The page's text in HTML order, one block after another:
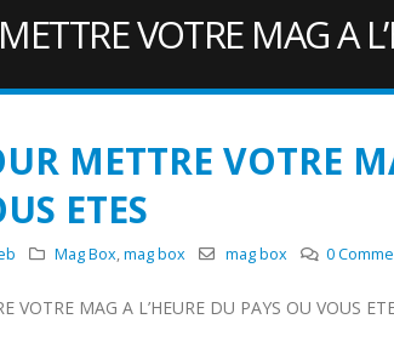
VOTRE MAG A
METTRE VOTRE
ETES
Mag Box,mag box mag box 0
VOTRE MAG A L’HEURE DU PAYS OU VOUS